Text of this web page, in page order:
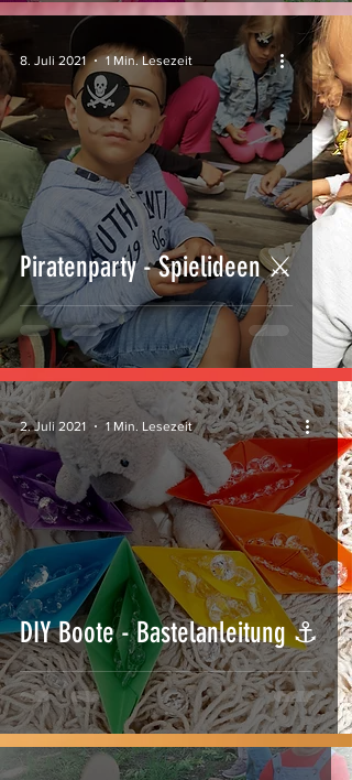
Piratenparty - Spielideen ⚔
8. Juli 2021 1 Min. Lesezeit
DIY Boote - Bastelanleitung ⚓
2. Juli 2021 1 Min. Lesezeit